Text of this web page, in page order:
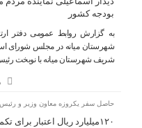
بودجه کشور
به گزارش روابط عمومی دفتر
شهرستان میانه در مجلس شورای
شریف شهرستان میانه با نوبخت
حاصل سفر یکروزه معاون وزیر و
۱۲۰میلیارد ریال اعتبار